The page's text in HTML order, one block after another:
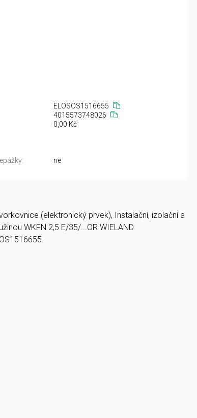
ELOSOS1516655
4015573748026
0,00 Kč
ne
(elektronický prvek), Instalační, izolační a
WKFN 2,5 E/35/...OR WIELAND